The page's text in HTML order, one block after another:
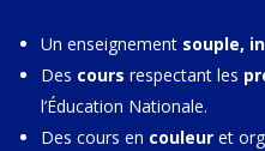
Un enseignement souple,
Des cours respectant les
l’Éducation Nationale.
Des cours en couleur et